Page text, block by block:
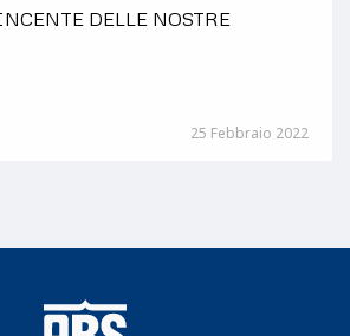
DELLE NOSTRE
25 Febbraio 2022